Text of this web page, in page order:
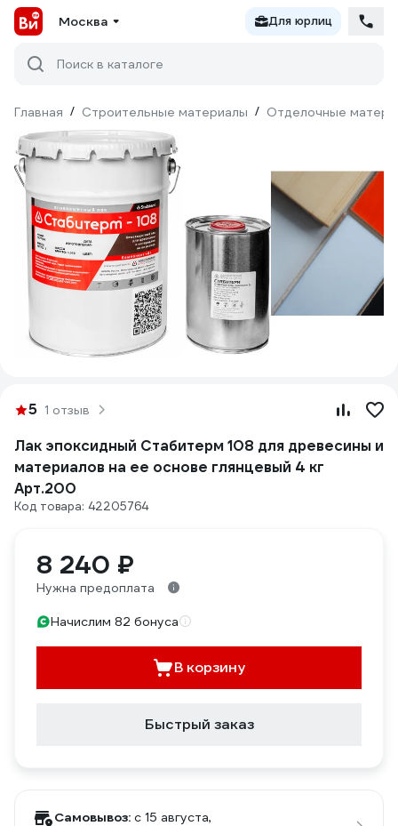
Москва Для юрлиц
Поиск в каталоге
Главная / Строительные материалы / Отделочные
5 1 отзыв
Лак эпоксидный Стабитерм 108 для древесины и
материалов на ее основе глянцевый 4 кг
Арт.200
Код товара: 42205764
8 240 ₽
Нужна предоплата
Начислим 82 бонуса
В корзину
Быстрый заказ
Самовывоз: c 15 августа,